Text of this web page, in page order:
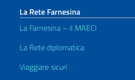
La Rete Farnesina
La Farnesina – il MAECI
La Rete diplomatica
Viaggiare sicuri